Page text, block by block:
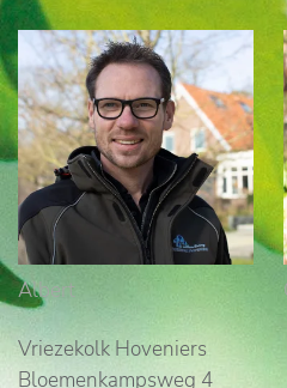
Albert
Vriezekolk Hoveniers
Bloemenkampsweg 4